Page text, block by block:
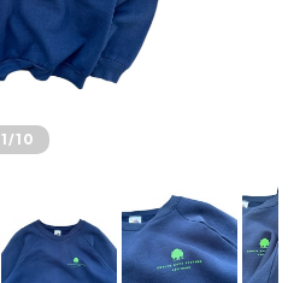
1/10